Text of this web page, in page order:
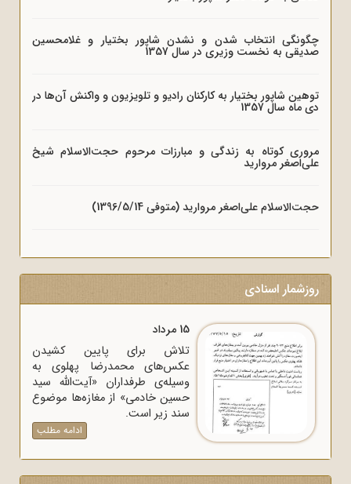
چگونگی انتخاب شدن و نشدن شاپور بختیار و غلامحسین
صدیقی به نخست وزیری در سال 1357
توهین شاپور بختیار به کارکنان رادیو و تلویزیون و واکنش آن‌ها در
دی ماه سال 1357
مروری کوتاه به زندگی و مبارزات مرحوم حجت‌الاسلام شیخ
علی‌اصغر مروارید
حجت‌الاسلام علی‌اصغر مروارید (متوفی 1396/5/14)
روزشمار اسنادی
15 مرداد
تلاش برای پایین کشیدن
عکس‌های محمدرضا پهلوی به
وسیله‌ی طرفداران «آیت‌الله سید
حسین خادمی» از مغازه‌ها موضوع
سند زیر است.
ادامه مطلب